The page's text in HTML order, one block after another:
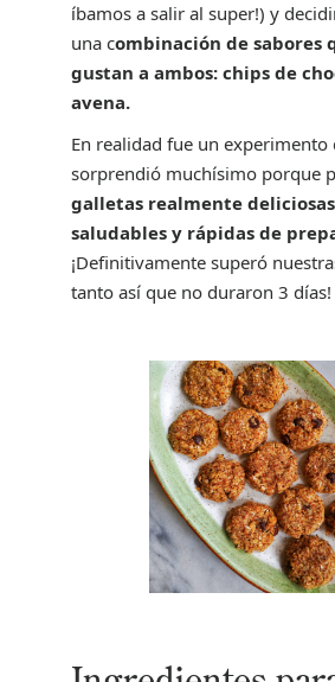
íbamos a salir al super!) y
una combinación de sabores
gustan a ambos: chips de
avena.
En realidad fue un experimento
sorprendió muchísimo porque
galletas realmente
saludables y rápidas de
¡Definitivamente superó
tanto así que no duraron 3 días!